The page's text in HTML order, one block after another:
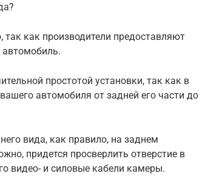
так как производители предоставляют
автомобиль.
простотой установки, так как в
автомобиля от задней его части до
вида, как правило, на заднем
придется просверлить отверстие в
видео- и силовые кабели камеры.